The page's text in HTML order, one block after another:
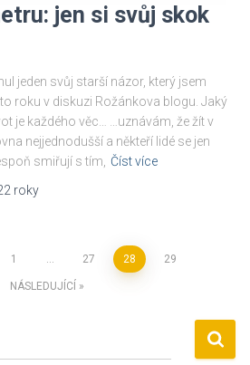
jen si svůj skok
jeden svůj starší názor, který jsem
roku v diskuzi Rožánkova blogu. Jaký
je každého věc… …uznávám, že žít v
nejjednodušší a někteří lidé se jen
smiřují s tím,
Číst více
roky
1 27 28 29
NÁSLEDUJÍCÍ